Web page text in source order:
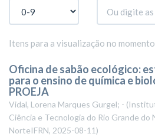
Itens para a visualização no
Oficina de sabão ecológico:
para o ensino de química e
PROEJA
Vidal, Lorena Marques Gurgel; - (
Ciência e Tecnologia do Rio Grande
NorteIFRN, 2025-08-11)